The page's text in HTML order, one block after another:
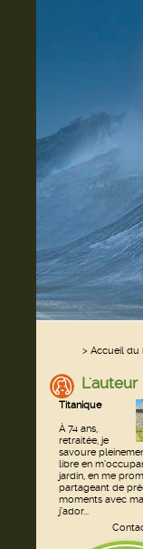
> Accueil du
L'auteur
Titanique
À 74 ans,
retraitée, je
savoure
libre en
jardin, en me
partageant de
moments avec
j’ador...